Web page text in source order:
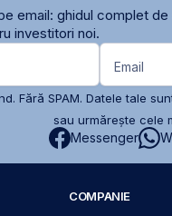
email: ghidul complet
investitori noi.
Email
Fără SPAM. Datele tale
sau urmărește cele
Messenger
COMPANIE